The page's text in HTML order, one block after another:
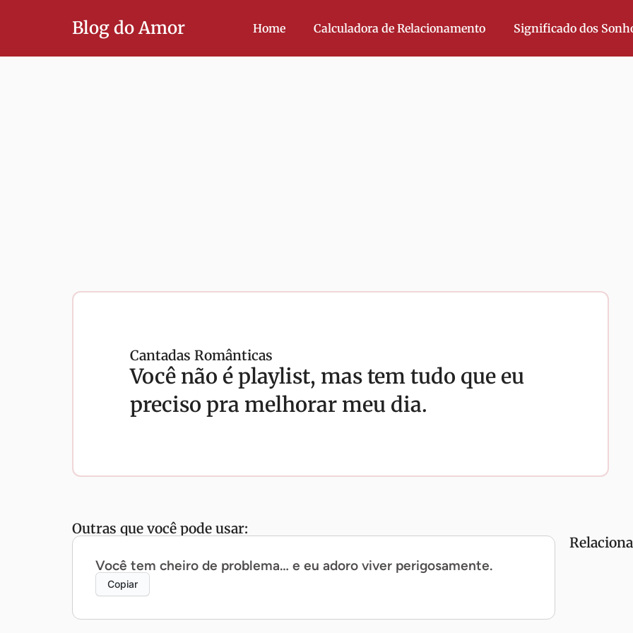
Blog do Amor Home Calculadora de Relacionamento Significado dos
Cantadas Românticas
Você não é playlist, mas tem tudo que eu
preciso pra melhorar meu dia.
Outras que você pode usar:
Você tem cheiro de problema… e eu adoro viver perigosamente.
Copiar